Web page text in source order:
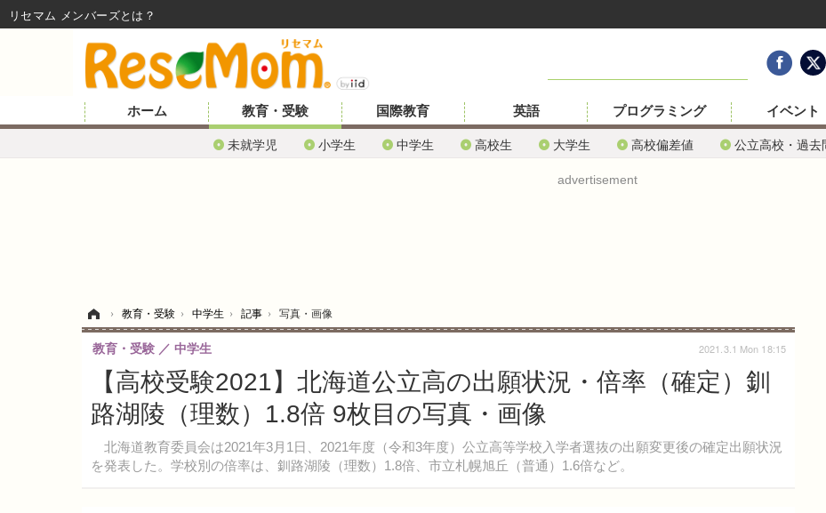
ホーム 教育・受験
未就学児 小学生 中学生 高校生 大学生 高校偏差値 公立高校・過去
国際教育 英語 プログラミング イベント
advertisement
› 教育・受験 › 中学生 › 記事 › 写真・画像
【高校受験2021】北海道公立高の出願状況・倍率（確定）釧
路湖陵（理数）1.8倍 9枚目の写真・画像
北海道教育委員会は2021年3月1日、2021年度（令和3年度）公立高等学校入学者選抜の出願変更後の確定出願状況
を発表した。学校別の倍率は、釧路湖陵（理数）1.8倍、市立札幌旭丘（普通）1.6倍など。
教育・受験 中学生 2021.3.1 Mon 18:15
リセマム メンバーズ